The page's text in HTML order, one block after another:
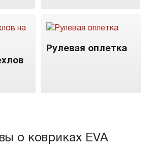
Рулевая оплетка
о ковриках EVA